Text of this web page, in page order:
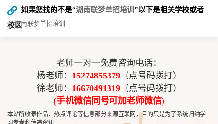
如果您找的不是“湖南联梦单招培训 ”以下是相关学校或者
校区湖南联梦单招培训
老师一对一免费咨询电话：
杨老师： 15274855379（点号码拨打）
徐老师： 16670491319（点号码拨打）
(手机微信同号可加老师微信)
本站所收录作品、热点评论等信息部分来源互联网，目的只是为了系统归纳学
习参考和传递资讯